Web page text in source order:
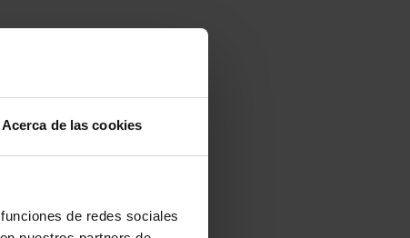
Acerca de las cookies
de redes sociales
al